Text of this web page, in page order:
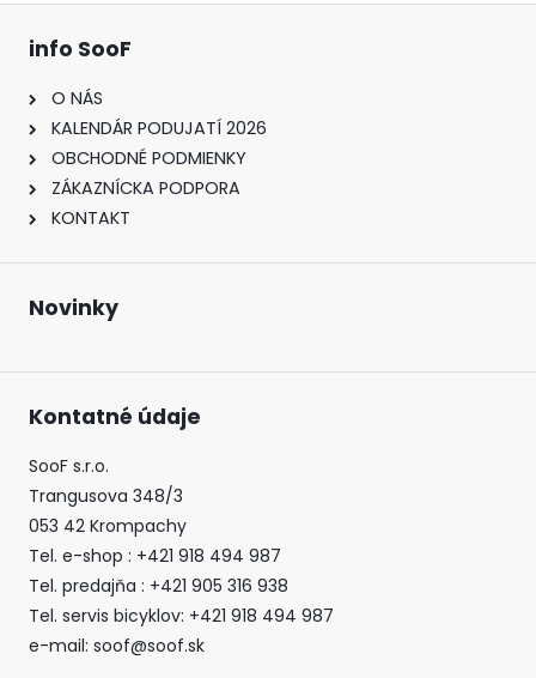
info SooF
O NÁS
KALENDÁR PODUJATÍ 2026
OBCHODNÉ PODMIENKY
ZÁKAZNÍCKA PODPORA
KONTAKT
Novinky
Kontatné údaje
SooF s.r.o.
Trangusova 348/3
053 42 Krompachy
Tel. e-shop : +421 918 494 987
Tel. predajňa : +421 905 316 938
Tel. servis bicyklov: +421 918 494 987
e-mail: soof@soof.sk